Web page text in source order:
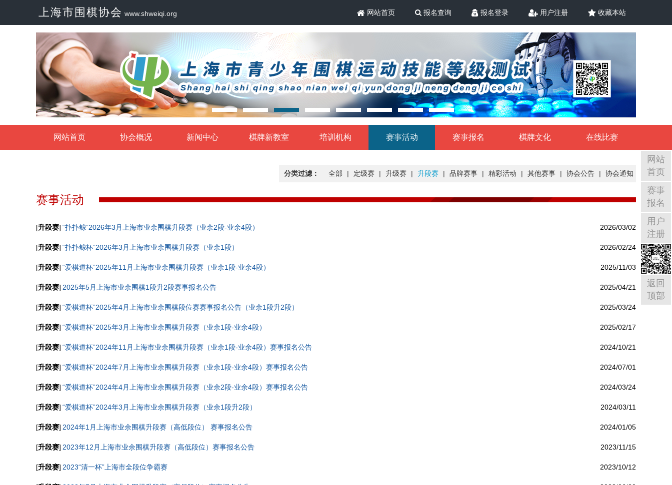
上海市围棋协会 www.shweiqi.org 网站首页 报名查询 报名登录 用户注册 收藏本站
网站首页 协会概况 新闻中心 棋牌新教室 培训机构 赛事活动 赛事报名 棋牌文化 在线比赛
分类过滤： 全部 | 定级赛 | 升级赛 | 升段赛 | 品牌赛事 | 精彩活动 | 其他赛事 | 协会公告 | 协会通知
赛事活动
[升段赛] “扑扑鲸”2026年3月上海市业余围棋升段赛（业余2段-业余4段） 2026/03/02
[升段赛] “扑扑鲸杯”2026年3月上海市业余围棋升段赛（业余1段） 2026/02/24
[升段赛] “爱棋道杯”2025年11月上海市业余围棋升段赛（业余1段-业余4段） 2025/11/03
[升段赛] 2025年5月上海市业余围棋1段升2段赛事报名公告 2025/04/21
[升段赛] “爱棋道杯”2025年4月上海市业余围棋段位赛赛事报名公告（业余1段升2段） 2025/03/24
[升段赛] “爱棋道杯”2025年3月上海市业余围棋升段赛（业余1段-业余4段） 2025/02/17
[升段赛] “爱棋道杯”2024年11月上海市业余围棋升段赛（业余1段-业余4段）赛事报名公告 2024/10/21
[升段赛] “爱棋道杯”2024年7月上海市业余围棋升段赛（业余1段-业余4段）赛事报名公告 2024/07/01
[升段赛] “爱棋道杯”2024年4月上海市业余围棋升段赛（业余2段-业余4段）赛事报名公告 2024/03/24
[升段赛] “爱棋道杯”2024年3月上海市业余围棋升段赛（业余1段升2段） 2024/03/11
[升段赛] 2024年1月上海市业余围棋升段赛（高低段位） 赛事报名公告 2024/01/05
[升段赛] 2023年12月上海市业余围棋升段赛（高低段位）赛事报名公告 2023/11/15
[升段赛] 2023“清一杯”上海市全段位争霸赛 2023/10/12
网站
首页
赛事
报名
用户
注册
返回
顶部